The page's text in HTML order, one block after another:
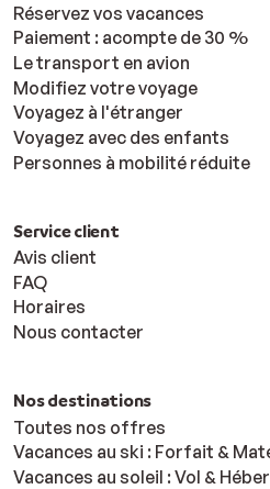
Réservez vos vacances
Paiement : acompte de 30 %
Le transport en avion
Modifiez votre voyage
Voyagez à l'étranger
Voyagez avec des enfants
Personnes à mobilité réduite
Service client
Avis client
FAQ
Horaires
Nous contacter
Nos destinations
Toutes nos offres
Vacances au ski : Forfait &
Vacances au soleil : Vol &